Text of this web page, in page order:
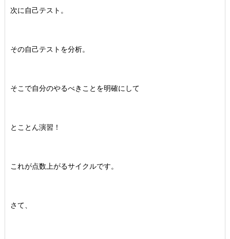
次に自己テスト。
その自己テストを分析。
そこで自分のやるべきことを明確にして
とことん演習！
これが点数上がるサイクルです。
さて、